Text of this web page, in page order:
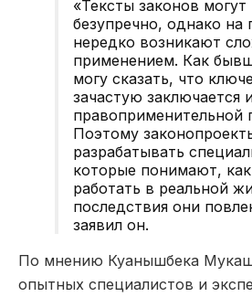
«Тексты законов могут
безупречно, однако на
нередко возникают
применением. Как
могу сказать, что
зачастую заключается
правоприменительной
Поэтому
разрабатывать
которые понимают,
работать в реальной
последствия они
заявил он.
По мнению Куанышбека
опытных специалистов и